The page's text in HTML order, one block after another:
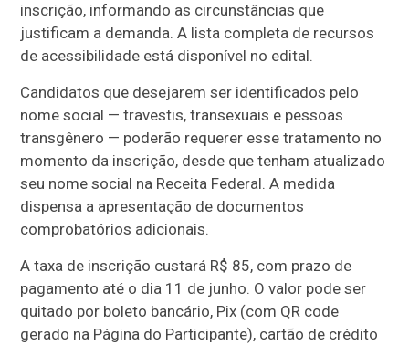
inscrição, informando as circunstâncias que
justificam a demanda. A lista completa de recursos
de acessibilidade está disponível no edital.
Candidatos que desejarem ser identificados pelo
nome social — travestis, transexuais e pessoas
transgênero — poderão requerer esse tratamento no
momento da inscrição, desde que tenham atualizado
seu nome social na Receita Federal. A medida
dispensa a apresentação de documentos
comprobatórios adicionais.
A taxa de inscrição custará R$ 85, com prazo de
pagamento até o dia 11 de junho. O valor pode ser
quitado por boleto bancário, Pix (com QR code
gerado na Página do Participante), cartão de crédito